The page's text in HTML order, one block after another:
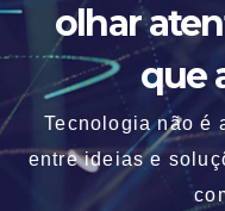
olhar
que
Tecnologia não é
entre ideias e